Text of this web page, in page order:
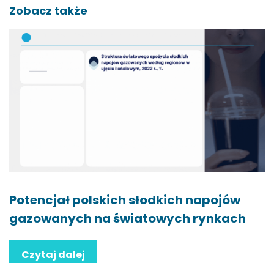
Zobacz także
Potencjał polskich słodkich napojów
gazowanych na światowych rynkach
Czytaj dalej